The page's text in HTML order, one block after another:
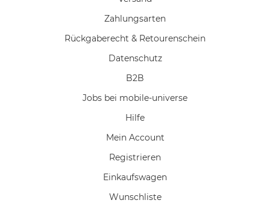
Zahlungsarten
Rückgaberecht & Retourenschein
Datenschutz
B2B
Jobs bei mobile-universe
Hilfe
Mein Account
Registrieren
Einkaufswagen
Wunschliste